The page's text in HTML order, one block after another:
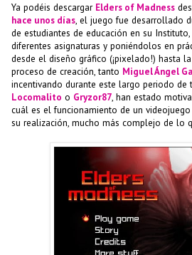
Ya podéis descargar Elders of Madness
hace unos días, el juego fue desarrollado
de estudiantes de educación en su
diferentes asignaturas y poniéndolos en
desde el diseño gráfico (¡pixelado!) hasta
proceso de creación, tanto Miguel Ángel
incentivando durante este largo periodo
Locomalito o Gryzor87, han estado
cuál es el funcionamiento de un
su realización, mucho más complejo de lo